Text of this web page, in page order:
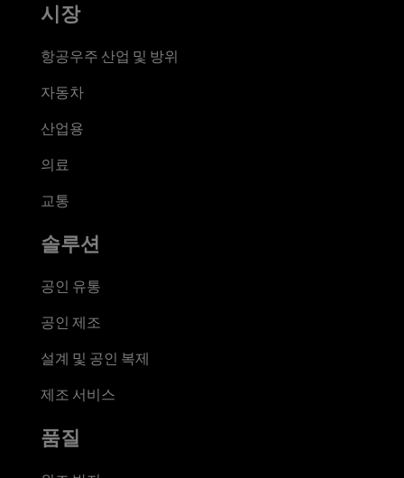
시장
항공우주 산업 및 방위
자동차
산업용
의료
교통
솔루션
공인 유통
공인 제조
설계 및 공인 복제
제조 서비스
품질